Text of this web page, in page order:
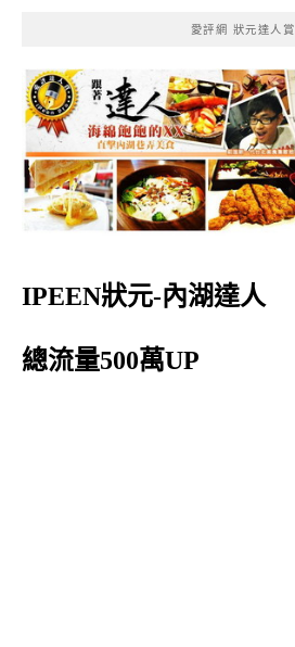
愛評網 狀元達人賞
IPEEN狀元-內湖達人
總流量500萬UP